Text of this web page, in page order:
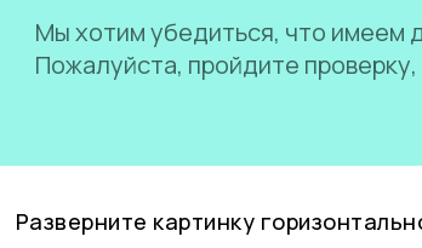
Мы хотим убедиться, что имеем
Пожалуйста, пройдите
Разверните картинку